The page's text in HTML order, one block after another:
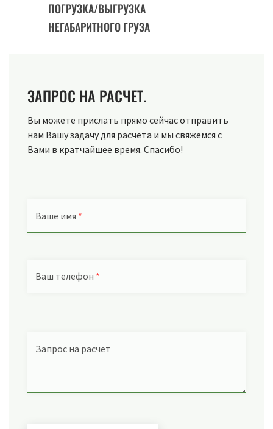
ПОГРУЗКА/ВЫГРУЗКА
НЕГАБАРИТНОГО ГРУЗА
ЗАПРОС НА РАСЧЕТ.
Вы можете прислать прямо сейчас отправить
нам Вашу задачу для расчета и мы свяжемся с
Вами в кратчайшее время. Спасибо!
Ваше имя *
Ваш телефон *
Запрос на расчет